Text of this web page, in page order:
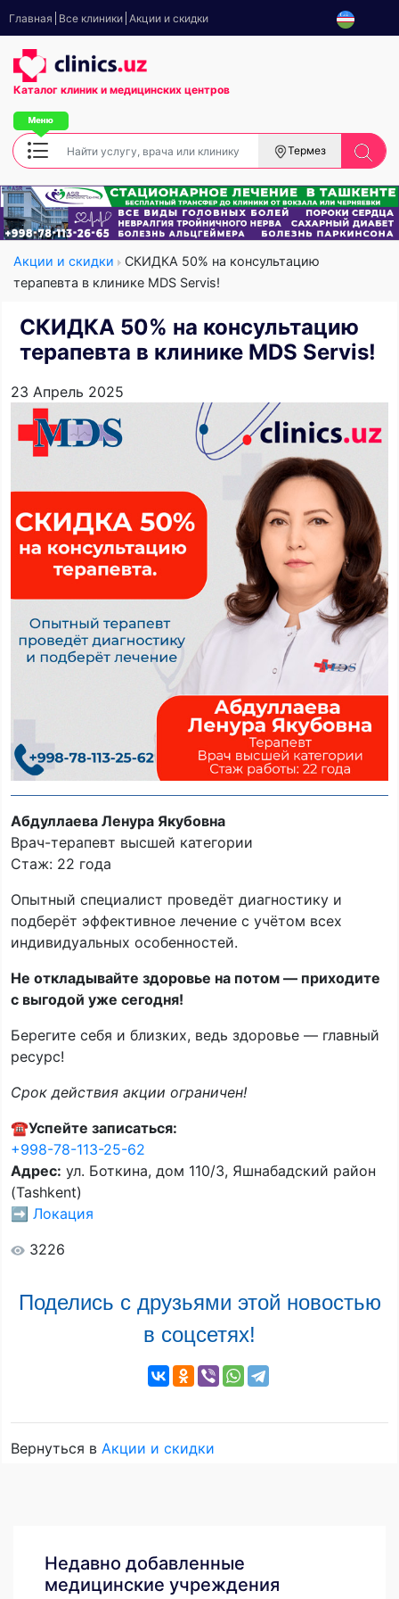
Главная Все клиники Акции и скидки
Каталог клиник и медицинских центров
Термез
Акции и скидки
СКИДКА 50% на консультацию
терапевта в клинике MDS Servis!
СКИДКА 50% на консультацию
терапевта в клинике MDS Servis!
23 Апрель 2025
Абдуллаева Ленура Якубовна
Врач-терапевт высшей категории
Стаж: 22 года
Опытный специалист проведёт диагностику и
подберёт эффективное лечение с учётом всех
индивидуальных особенностей.
Не откладывайте здоровье на потом — приходите
с выгодой уже сегодня!
Берегите себя и близких, ведь здоровье — главный
ресурс!
Срок действия акции ограничен!
☎️Успейте записаться:
+998-78-113-25-62
Адрес: ул. Боткина, дом 110/3, Яшнабадский район
(Tashkent)
➡️ Локация
3226
Поделись с друзьями этой новостью
в соцсетях!
Вернуться в Акции и скидки
Недавно добавленные
медицинские учреждения